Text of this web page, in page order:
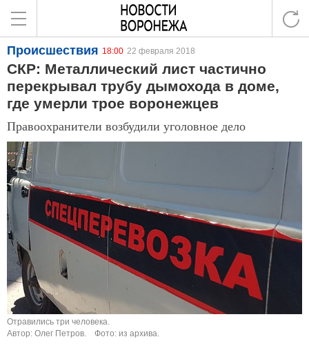
Происшествия 18:00 22 февраля 2018
СКР: Металлический лист частично
перекрывал трубу дымохода в доме,
где умерли трое воронежцев
Правоохранители возбудили уголовное дело
Отравились три человека.
Автор: Олег Петров.
Фото: из архива.